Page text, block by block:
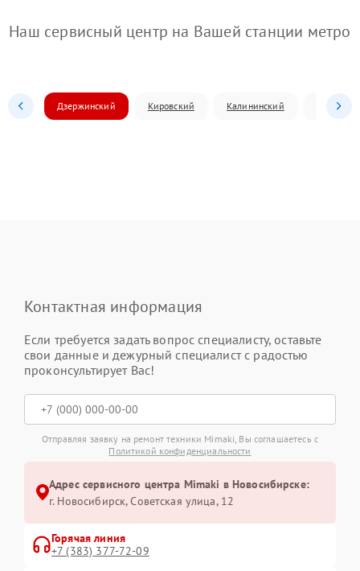
Наш сервисный центр на Вашей станции метро
Дзержинский Кировский Калининский
Контактная информация
Если требуется задать вопрос специалисту, оставьте
свои данные и дежурный специалист с радостью
проконсультирует Вас!
Отправляя заявку на ремонт техники Mimaki, Вы соглашаетесь с
Политикой конфиденциальности
Адрес сервисного центра Mimaki в Новосибирске:
г. Новосибирск, Советская улица, 12
Горячая линия
+7 (383) 377-72-09